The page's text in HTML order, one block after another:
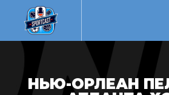
НЬЮ-ОРЛЕАН